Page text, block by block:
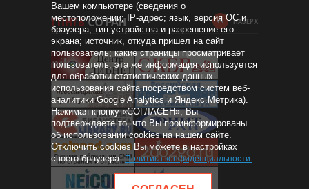
НАВЕРХ
Вашем компьютере (сведения о
местоположении; IP-адрес; язык, версия ОС и
браузера; тип устройства и разрешение его
экрана; источник, откуда пришел на сайт
пользователь; какие страницы просматривает
пользователь; эта же информация используется
для обработки статистических данных
использования сайта посредством систем веб-
аналитики Google Analytics и Яндекс.Метрика).
Нажимая кнопку «СОГЛАСЕН», Вы
подтверждаете то, что Вы проинформированы
об использовании cookies на нашем сайте.
Отключить cookies Вы можете в настройках
своего браузера.Политика конфиденциальности.